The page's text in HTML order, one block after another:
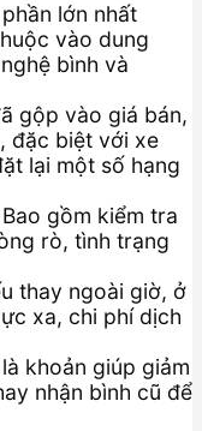
lớn nhất
vào dung
bình và
gộp vào giá bán,
đặc biệt với xe
lại một số hạng
Bao gồm kiểm tra
rò, tình trạng
thay ngoài giờ, ở
xa, chi phí dịch
khoản giúp giảm
nhận bình cũ để